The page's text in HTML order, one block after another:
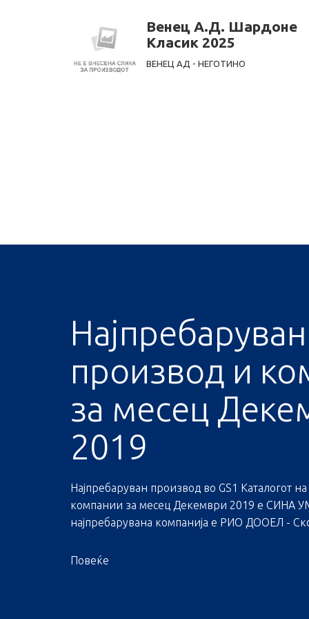
Венец А.Д. Шардоне
Класик 2025
ВЕНЕЦ АД - НЕГОТИНО
Најпребаруван
производ и
за месец
2019
Најпребаруван производ во GS1 Каталогот
компании за месец Декември 2019 е СИНА
најпребарувана компанија е РИО ДООЕЛ -
Повеќе